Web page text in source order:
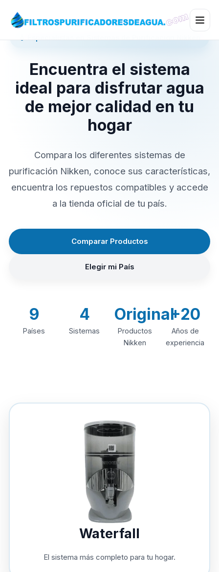
Encuentra el sistema
ideal para disfrutar agua
de mejor calidad en tu
hogar
Compara los diferentes sistemas de
purificación Nikken, conoce sus características,
encuentra los repuestos compatibles y accede
a la tienda oficial de tu país.
Comparar Productos
Elegir mi País
9
Países
4
Sistemas
Original
Productos
Nikken
+20
Años de
experiencia
Waterfall
El sistema más completo para tu hogar.